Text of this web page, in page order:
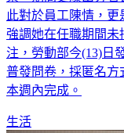
案，期間更爆出分
此對於員工陳情，更
強調她在任職期間未
注，勞動部今(13)日
普發問卷，採匿名方